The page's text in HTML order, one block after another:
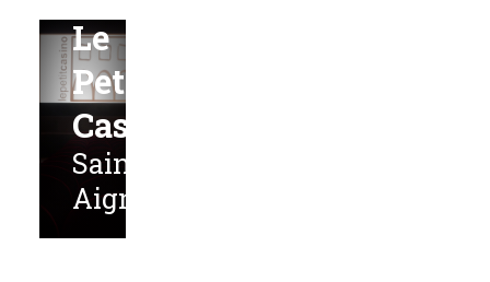
Le
Petit
Casino
Saint-
Aignan